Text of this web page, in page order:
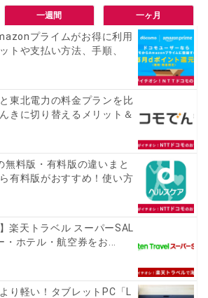
一週間 一ヶ月
プライムがお得に利用
トや支払い方法、手順、
東北電力の料金プランを比
きに切り替えるメリット＆
無料版・有料版の違いまと
有料版がおすすめ！使い方
楽天トラベル スーパーSAL
・ホテル・航空券をお...
り軽い！タブレットPC「L